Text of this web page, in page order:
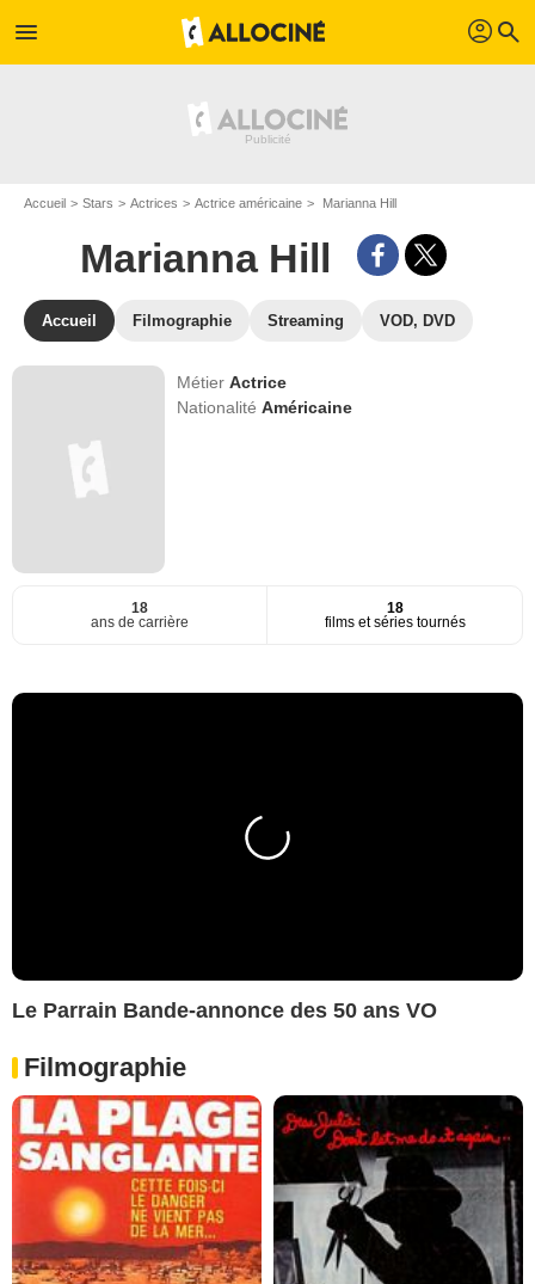
menu profil search
Accueil Stars Actrices Actrice américaine Marianna Hill
Marianna Hill
Accueil Filmographie Streaming VOD, DVD
MétierActrice
NationalitéAméricaine
18
ans de carrière
18
films et séries tournés
Le Parrain Bande-annonce des 50 ans VO
Filmographie